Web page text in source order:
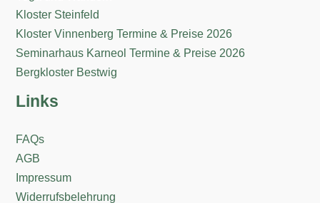
Kloster Steinfeld
Kloster Vinnenberg Termine & Preise 2026
Seminarhaus Karneol Termine & Preise 2026
Bergkloster Bestwig
Links
FAQs
AGB
Impressum
Widerrufsbelehrung